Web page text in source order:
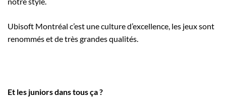
Ubisoft Montréal c’est une culture d’excellence, les jeux sont
renommés et de très grandes qualités.
Et les juniors dans tous ça ?